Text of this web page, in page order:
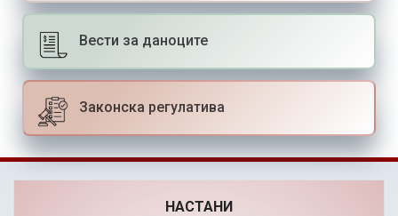
Вести за даноците
Законска регулатива
НАСТАНИ